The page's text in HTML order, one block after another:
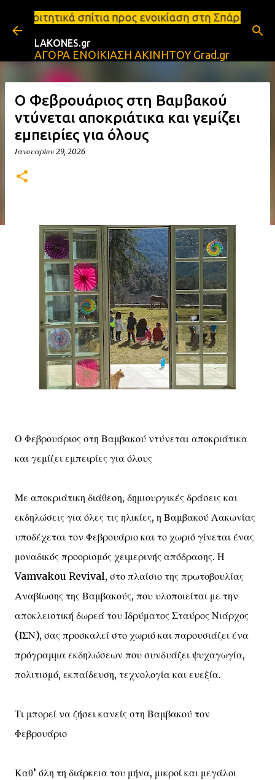
Μετάβαση στο κύριο περιεχόμενο
προς ενοικίαση στη Σπάρτη Ενοικιάσεις
LAKONES.gr
ΑΓΟΡΑ ΕΝΟΙΚΙΑΣΗ ΑΚΙΝΗΤΟΥ Grad.gr
Ο Φεβρουάριος στη Βαμβακού
ντύνεται αποκριάτικα και γεμίζει
εμπειρίες για όλους
Ιανουαρίου 29, 2026
Ο Φεβρουάριος στη Βαμβακού ντύνεται αποκριάτικα
και γεμίζει εμπειρίες για όλους
Με αποκριάτικη διάθεση, δημιουργικές δράσεις και
εκδηλώσεις για όλες τις ηλικίες, η Βαμβακού Λακωνίας
υποδέχεται τον Φεβρουάριο και το χωριό γίνεται ένας
μοναδικός προορισμός χειμερινής απόδρασης. Η
Vamvakou Revival, στο πλαίσιο της πρωτοβουλίας
Αναβίωσης της Βαμβακούς, που υλοποιείται με την
αποκλειστική δωρεά του Ιδρύματος Σταύρος Νιάρχος
(ΙΣΝ), σας προσκαλεί στο χωριό και παρουσιάζει ένα
πρόγραμμα εκδηλώσεων που συνδυάζει ψυχαγωγία,
πολιτισμό, εκπαίδευση, τεχνολογία και ευεξία.
Τι μπορεί να ζήσει κανείς στη Βαμβακού τον
Φεβρουάριο
Καθ’ όλη τη διάρκεια του μήνα, μικροί και μεγάλοι